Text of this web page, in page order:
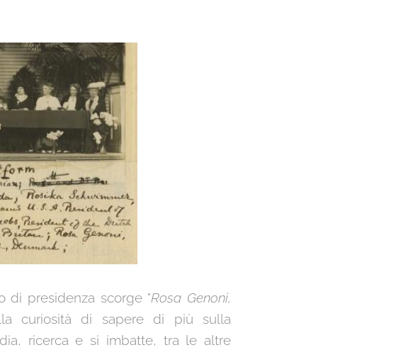
di presidenza scorge "Rosa Genoni,
curiosità di sapere di più sulla
ricerca e si imbatte, tra le altre